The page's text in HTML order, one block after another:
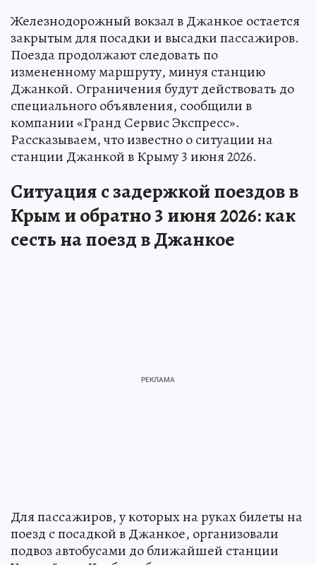
Железнодорожный вокзал в Джанкое остается
закрытым для посадки и высадки пассажиров.
Поезда продолжают следовать по
измененному маршруту, минуя станцию
Джанкой. Ограничения будут действовать до
специального объявления, сообщили в
компании «Гранд Сервис Экспресс».
Рассказываем, что известно о ситуации на
станции Джанкой в Крыму 3 июня 2026.
Ситуация с задержкой поездов в
Крым и обратно 3 июня 2026: как
сесть на поезд в Джанкое
Для пассажиров, у которых на руках билеты на
поезд с посадкой в Джанкое, организовали
подвоз автобусами до ближайшей станции